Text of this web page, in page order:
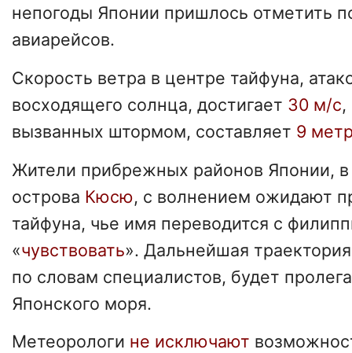
непогоды Японии пришлось отметить
авиарейсов.
Скорость ветра в центре тайфуна,
восходящего солнца, достигает 30 м/с,
вызванных штормом, составляет 9
Жители прибрежных районов Японии, в
острова Кюсю, с волнением ожидают
тайфуна, чье имя переводится с
«чувствовать». Дальнейшая
по словам специалистов, будет
Японского моря.
Метеорологи не исключают